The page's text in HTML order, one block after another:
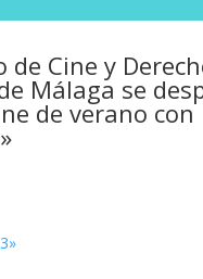
de Cine y
Málaga se
de verano con
3»